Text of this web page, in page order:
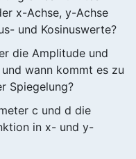
x-Achse, y-Achse
und Kosinuswerte?
die Amplitude und
wann kommt es zu
Spiegelung?
c und d die
in x- und y-